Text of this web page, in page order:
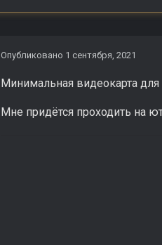
Опубликовано 1 сентября, 2021
Минимальная видеокарта для
Мне придётся проходить на